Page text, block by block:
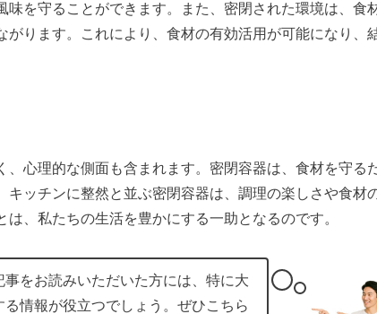
を守ることができます。また、密閉された環境は、食
ります。これにより、食材の有効活用が可能になり、
心理的な側面も含まれます。密閉容器は、食材を守る
ッチンに整然と並ぶ密閉容器は、調理の楽しさや食材
、私たちの生活を豊かにする一助となるのです。
をお読みいただいた方には、特に大
情報が役立つでしょう。ぜひこちら